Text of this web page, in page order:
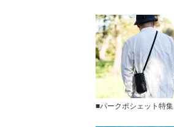
■パークポシェット特集